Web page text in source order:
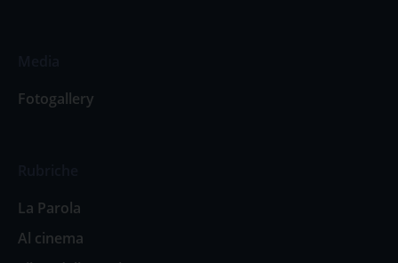
Fotogallery
La Parola
Al cinema